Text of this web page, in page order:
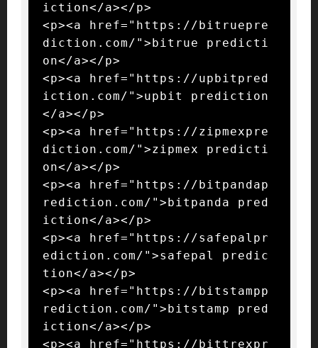
iction</a></p>
<p><a href="https://bitruepre
diction.com/">bitrue predicti
on</a></p>
<p><a href="https://upbitpred
iction.com/">upbit prediction
</a></p>
<p><a href="https://zipmexpre
diction.com/">zipmex predicti
on</a></p>
<p><a href="https://bitpandap
rediction.com/">bitpanda pred
iction</a></p>
<p><a href="https://safepalpr
ediction.com/">safepal predic
tion</a></p>
<p><a href="https://bitstampp
rediction.com/">bitstamp pred
iction</a></p>
<p><a href="https://bittrexpr